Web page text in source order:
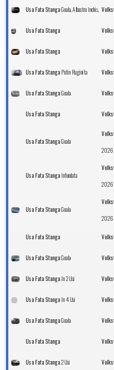
Usa Fata StangaGoala, Albastru Inchis,
Usa Fata Stanga
Usa Fata Stanga
Usa Fata Stanga Putin Ruginita
Usa Fata StangaGoala
Usa Fata Stanga
Usa Fata StangaGoala
2026
Usa Fata Stanga Infundata
2026
Usa Fata StangaGoala
2026
Usa Fata Stanga
Usa Fata StangaGoala
Usa Fata Stanga In 2 Usi
Usa Fata Stanga In 4 Usi
Usa Fata StangaGoala
Usa Fata Stanga
Usa Fata Stanga2 Usi